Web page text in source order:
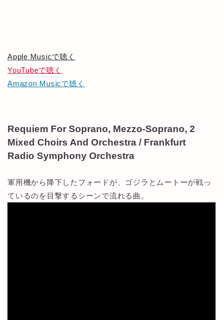
Apple Musicで聴く
YouTubeで聴く
Amazon Musicで聴く
Requiem For Soprano, Mezzo-Soprano, 2
Mixed Choirs And Orchestra / Frankfurt
Radio Symphony Orchestra
軍用機から降下したフォードが、ゴジラとムートーが戦っ
ているのを目撃するシーンで流れる曲。